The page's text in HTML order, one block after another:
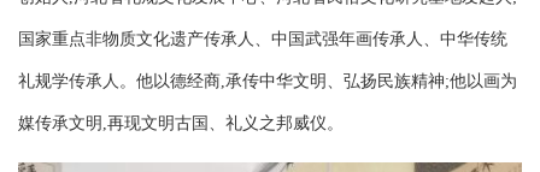
国家重点非物质文化遗产传承人、中国武强年画传承人、中华传统
礼规学传承人。他以德经商,承传中华文明、弘扬民族精神;他以画为
媒传承文明,再现文明古国、礼义之邦威仪。